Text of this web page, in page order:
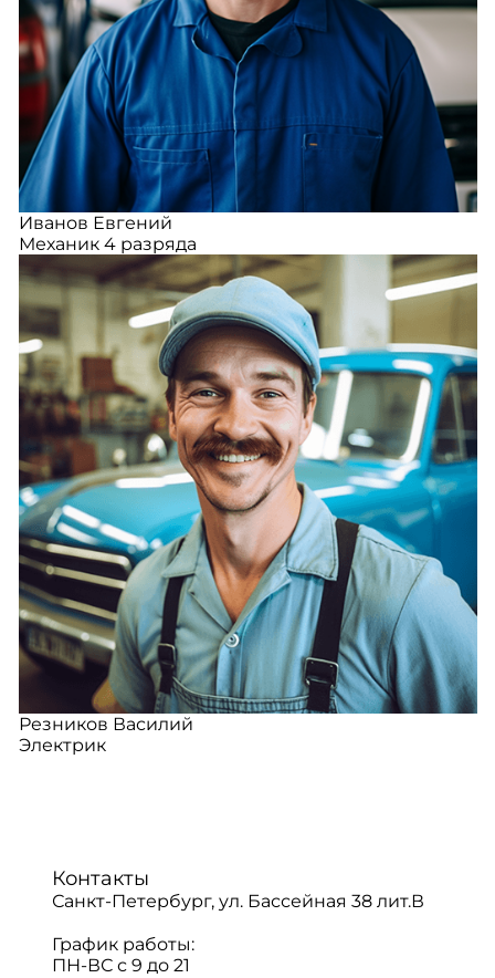
Иванов Евгений
Механик 4 разряда
Резников Василий
Электрик
Контакты
Санкт-Петербург, ул. Бассейная 38 лит.В
График работы:
ПН-ВС с 9 до 21